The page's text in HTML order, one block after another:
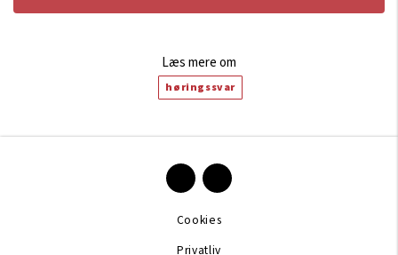
Læs mere om
høringssvar
Cookies
Privatliv